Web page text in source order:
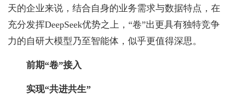
天的企业来说，结合自身的业务需求与数据特点，在
充分发挥DeepSeek优势之上，“卷”出更具有独特竞争
力的自研大模型乃至智能体，似乎更值得深思。
前期“卷”接入
实现“共进共生”